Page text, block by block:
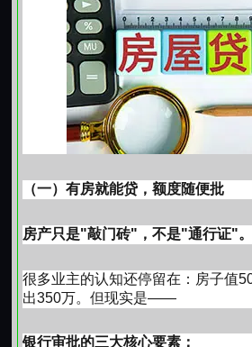
（一）有房就能贷，额度随便批
房产只是"敲门砖"，不是"通行证"。
很多业主的认知还停留在：房子值
出350万。但现实是——
银行审批的三大核心要素：